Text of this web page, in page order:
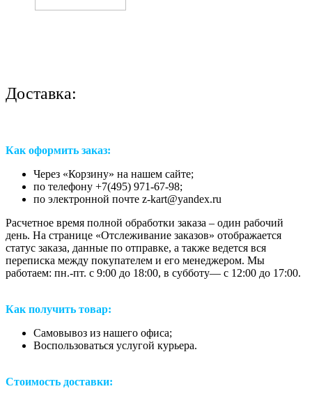
Доставка:
Как оформить заказ:
Через «Корзину» на нашем сайте;
по телефону +7(495) 971-67-98;
по электронной почте z-kart@yandex.ru
Расчетное время полной обработки заказа – один рабочий
день. На странице «Отслеживание заказов» отображается
статус заказа, данные по отправке, а также ведется вся
переписка между покупателем и его менеджером. Мы
работаем: пн.-пт. с 9:00 до 18:00, в субботу— с 12:00 до 17:00.
Как получить товар:
Самовывоз из нашего офиса;
Воспользоваться услугой курьера.
Стоимость доставки: